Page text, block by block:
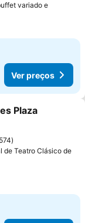
variado e
Ver preços
favoritos
Plaza
de Teatro Clásico de